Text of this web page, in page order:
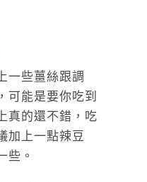
一些薑絲跟調
可能是要你吃到
真的還不錯，吃
加上一點辣豆
些。